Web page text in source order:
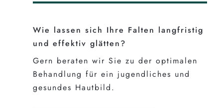
Wie lassen sich Ihre Falten langfristig
und effektiv glätten?
Gern beraten wir Sie zu der optimalen
Behandlung für ein jugendliches und
gesundes Hautbild.